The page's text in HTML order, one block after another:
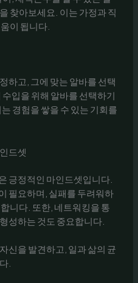
찾아보세요. 이는 가정과 직
이 됩니다.
하고, 그에 맞는 알바를 선택
입을 위해 알바를 선택하기
경험을 쌓을 수 있는 기회를
드셋
긍정적인 마인드셋입니다.
필요하며, 실패를 두려워하
니다. 또한, 네트워킹을 통
성하는 것도 중요합니다.
신을 발견하고, 일과 삶의 균
.